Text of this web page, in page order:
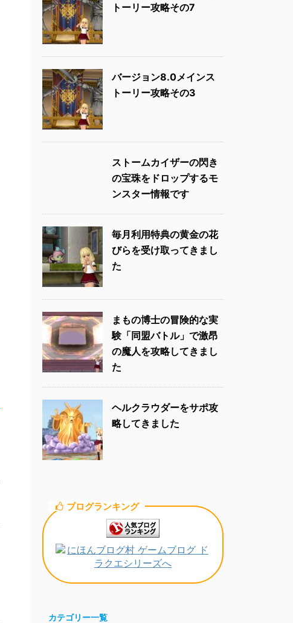
トーリー攻略その7
バージョン8.0メインス
トーリー攻略その3
ストームカイザーの閃き
の宝珠をドロップするモ
ンスター情報です
毎月利用特典の黄金の花
びらを受け取ってきまし
た
まもの博士の冒険的な実
験「同盟バトル」で激昂
の魔人を攻略してきまし
た
ヘルクラウダーをサポ攻
略してきました
ブログランキング
カテゴリー一覧